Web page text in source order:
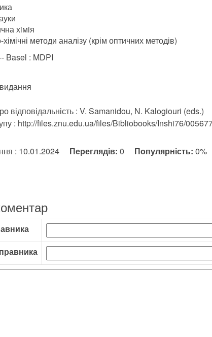
хiмiя
хімічні методи аналізу (крім оптичних методів)
Basel : MDPI
відповідальність : V. Samanidou, N. Kalogiouri (eds.)
: http://files.znu.edu.ua/files/Bibliobooks/Inshi76/
: 10.01.2024 Переглядів: 0 Популярність: 0%